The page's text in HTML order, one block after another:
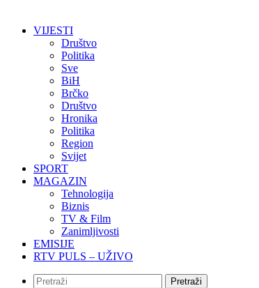
VIJESTI
Društvo
Politika
Sve
BiH
Brčko
Društvo
Hronika
Politika
Region
Svijet
SPORT
MAGAZIN
Tehnologija
Biznis
TV & Film
Zanimljivosti
EMISIJE
RTV PULS – UŽIVO
Pretraži